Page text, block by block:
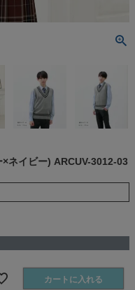
ネイビー) ARCUV-3012-03
カートに入れる